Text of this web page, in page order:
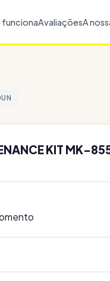
AvaliaçõesA
KIT MK-